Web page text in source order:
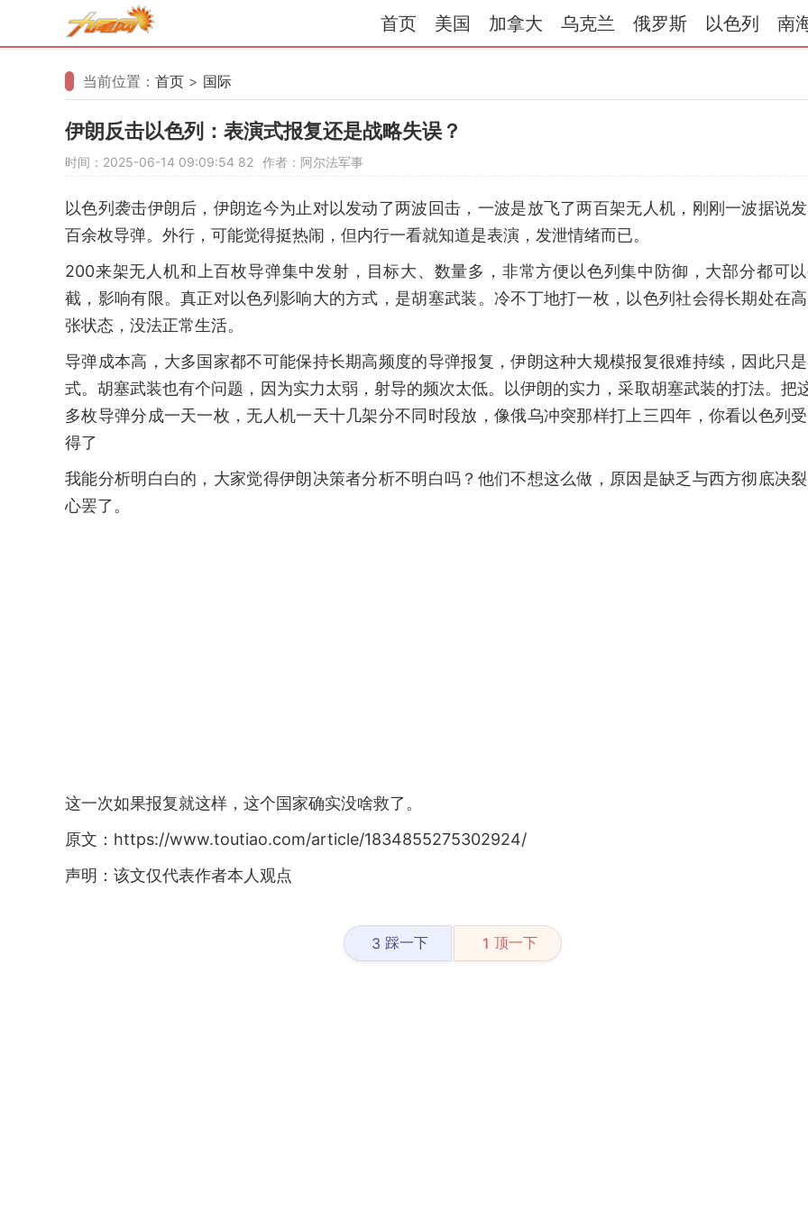
首页 美国 加拿大 乌克兰 俄罗斯 以色列 南
当前位置： 首页 > 国际
伊朗反击以色列：表演式报复还是战略失误？
时间：2025-06-14 09:09:54 82 作者：阿尔法军事
以色列袭击伊朗后，伊朗迄今为止对以发动了两波回击，一波是放飞了两百架无人机，刚刚一波据说
百余枚导弹。外行，可能觉得挺热闹，但内行一看就知道是表演，发泄情绪而已。
200来架无人机和上百枚导弹集中发射，目标大、数量多，非常方便以色列集中防御，大部分都可
截，影响有限。真正对以色列影响大的方式，是胡塞武装。冷不丁地打一枚，以色列社会得长期处在
张状态，没法正常生活。
导弹成本高，大多国家都不可能保持长期高频度的导弹报复，伊朗这种大规模报复很难持续，因此只
式。胡塞武装也有个问题，因为实力太弱，射导的频次太低。以伊朗的实力，采取胡塞武装的打法。把
多枚导弹分成一天一枚，无人机一天十几架分不同时段放，像俄乌冲突那样打上三四年，你看以色列
得了
我能分析明白白的，大家觉得伊朗决策者分析不明白吗？他们不想这么做，原因是缺乏与西方彻底决
心罢了。
这一次如果报复就这样，这个国家确实没啥救了。
原文：https://www.toutiao.com/article/1834855275302924/
声明：该文仅代表作者本人观点
3 踩一下 1 顶一下